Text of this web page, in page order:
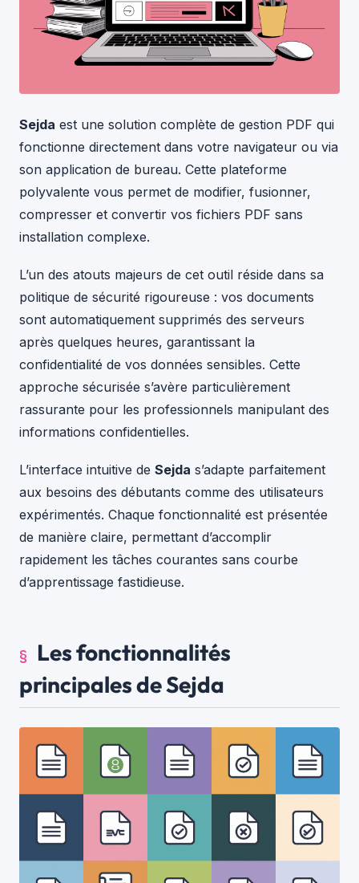
Sejda est une solution complète de gestion PDF qui
fonctionne directement dans votre navigateur ou via
son application de bureau. Cette plateforme
polyvalente vous permet de modifier, fusionner,
compresser et convertir vos fichiers PDF sans
installation complexe.
L’un des atouts majeurs de cet outil réside dans sa
politique de sécurité rigoureuse : vos documents
sont automatiquement supprimés des serveurs
après quelques heures, garantissant la
confidentialité de vos données sensibles. Cette
approche sécurisée s’avère particulièrement
rassurante pour les professionnels manipulant des
informations confidentielles.
L’interface intuitive de Sejda s’adapte parfaitement
aux besoins des débutants comme des utilisateurs
expérimentés. Chaque fonctionnalité est présentée
de manière claire, permettant d’accomplir
rapidement les tâches courantes sans courbe
d’apprentissage fastidieuse.
Les fonctionnalités
principales de Sejda